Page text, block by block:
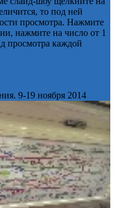
то под ней
просмотра. Нажмите
нажмите на число от 1
просмотра каждой
9-19 ноября 2014